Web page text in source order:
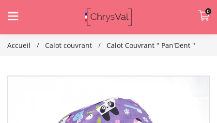
0
Accueil Calot couvrant Calot Couvrant " Pan'Dent "